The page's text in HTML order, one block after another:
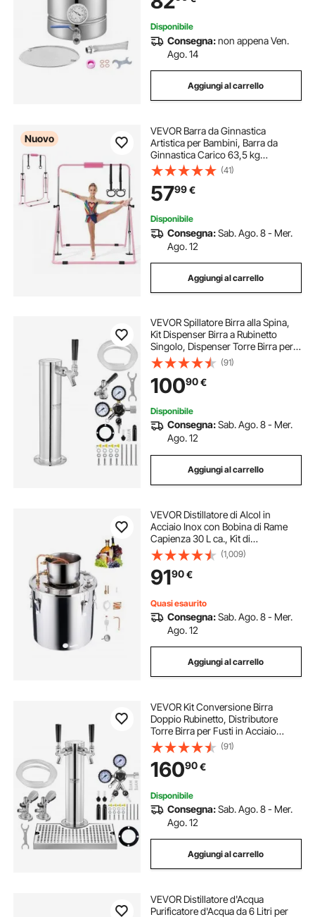
Birra
Disponibile
Consegna:non appena Ven.
Ago. 14
Aggiungi al carrello
Nuovo
VEVOR Barra da Ginnastica
Artistica per Bambini, Barra da
Ginnastica Carico 63,5 kg
Pieghevole Altezza Regolabile
Allenamento Esercizio per Casa 3-
8 Anni, Telaio in Acciaio al
Carbonio, Colore Rosa
(41)
5799€
Disponibile
Consegna:Sab. Ago. 8 - Mer.
Ago. 12
Aggiungi al carrello
VEVOR Spillatore Birra alla Spina,
Kit Dispenser Birra a Rubinetto
Singolo, Dispenser Torre Birra per
Fusti in Acciaio Inox Regolatore
Doppio Calibro W21,8
Accoppiatore Fusti S-System per
Feste
(91)
10090€
Disponibile
Consegna:Sab. Ago. 8 - Mer.
Ago. 12
Aggiungi al carrello
VEVOR Distillatore di Alcol in
Acciaio Inox con Bobina di Rame
Capienza 30 L ca., Kit di
Fermentazione Raffinazione per
Birra Fatta in Casa con
Termometro, Distillatore per Vino
Whisky, Grappa
(1,009)
9190€
Quasi esaurito
Consegna:Sab. Ago. 8 - Mer.
Ago. 12
Aggiungi al carrello
VEVOR Kit Conversione Birra
Doppio Rubinetto, Distributore
Torre Birra per Fusti in Acciaio
Inossidabile Regolatore W21,8
Doppio Manometro Accoppiatore
Fusti, Vassoio Gocciolamento Birra
per casa
(91)
16090€
Disponibile
Consegna:Sab. Ago. 8 - Mer.
Ago. 12
Aggiungi al carrello
VEVOR Distillatore d'Acqua
Purificatore d'Acqua da 6 Litri per